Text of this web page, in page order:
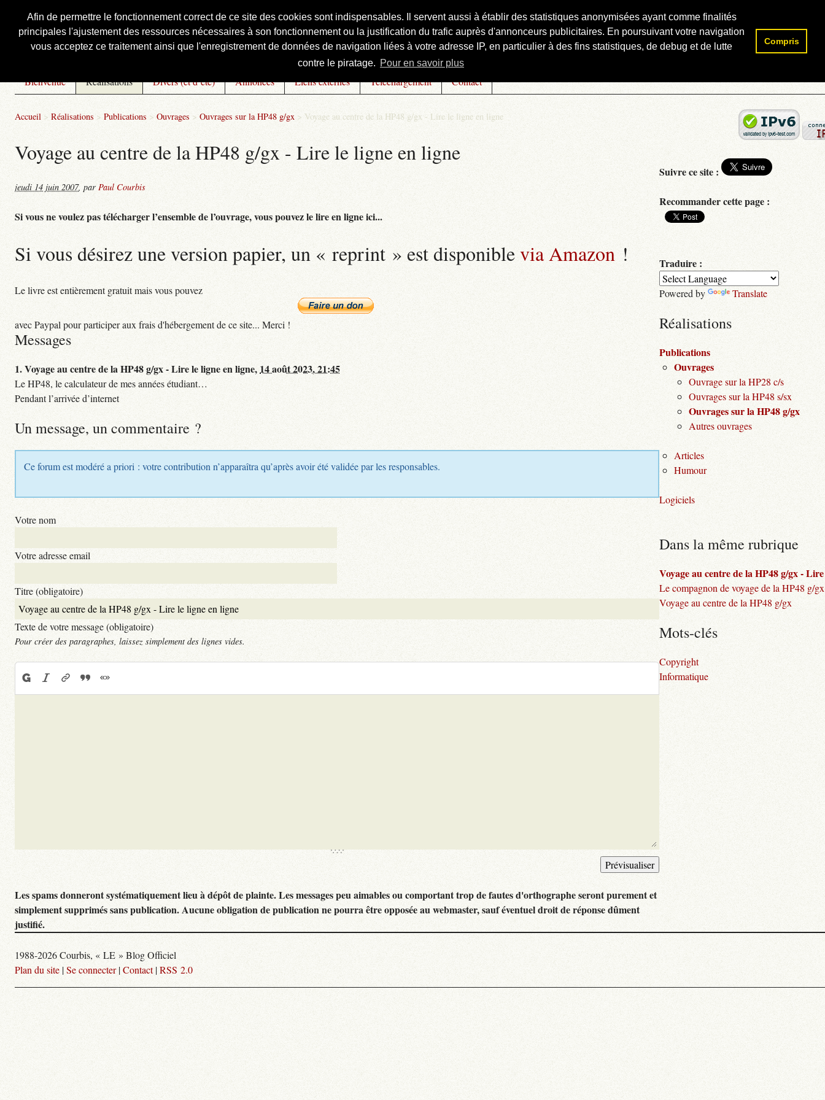
Afin de permettre le fonctionnement correct de ce site des cookies sont indispensables. Il servent aussi à établir des statistiques anonymisées ayant comme finalités
principales l'ajustement des ressources nécessaires à son fonctionnement ou la justification du trafic auprès d'annonceurs publicitaires. En poursuivant votre navigation
vous acceptez ce traitement ainsi que l'enregistrement de données de navigation liées à votre adresse IP, en particulier à des fins statistiques, de debug et de lutte
contre le piratage. Pour en savoir plus
Compris
Courbis, « LE » Blog Officiel
Bienvenue Réalisations Divers (et d’été) Annonces Liens externes Téléchargement Contact
Accueil > Réalisations > Publications > Ouvrages > Ouvrages sur la HP48 g/gx > Voyage au centre de la HP48 g/gx - Lire le ligne en ligne
Voyage au centre de la HP48 g/gx - Lire le ligne en ligne
jeudi 14 juin 2007, par Paul Courbis
Si vous ne voulez pas télécharger l’ensemble de l’ouvrage, vous pouvez le lire en ligne ici...
Si vous désirez une version papier, un « reprint » est disponiblevia Amazon !
Le livre est entièrement gratuit mais vous pouvez
avec Paypal pour participer aux frais d'hébergement de ce site... Merci !
Messages
1.Voyage au centre de la HP48 g/gx - Lire le ligne en ligne, 14 août 2023, 21:45
Le HP48, le calculateur de mes années étudiant…
Pendant l’arrivée d’internet
Un message, un commentaire ?
Ce forum est modéré a priori : votre contribution n’apparaîtra qu’après avoir été validée par les responsables.
Votre nom
Votre adresse email
Titre (obligatoire)
Texte de votre message (obligatoire)
Pour créer des paragraphes, laissez simplement des lignes vides.
Les spams donneront systématiquement lieu à dépôt de plainte. Les messages peu aimables ou comportant trop de fautes d'orthographe seront purement et
simplement supprimés sans publication. Aucune obligation de publication ne pourra être opposée au webmaster, sauf éventuel droit de réponse dûment
justifié.
Rechercher :
Suivre ce site :
Recommander cette page :
Traduire :
Powered by Translate
Réalisations
Publications
Ouvrages
Ouvrage sur la HP28 c/s
Ouvrages sur la HP48 s/sx
Ouvrages sur la HP48 g/gx
Autres ouvrages
Articles
Humour
Logiciels
Dans la même rubrique
Voyage au centre de la HP48 g/gx -
Le compagnon de voyage de la HP48 g/gx
Voyage au centre de la HP48 g/gx
Mots-clés
Copyright
Informatique
1988-2026 Courbis, « LE » Blog Officiel
Plan du site |Se connecter|Contact|RSS 2.0